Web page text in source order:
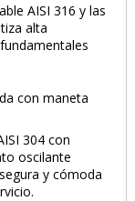
AISI 316 y las
alta
con maneta
304 con
oscilante
y cómoda